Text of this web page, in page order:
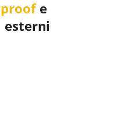
e
esterni